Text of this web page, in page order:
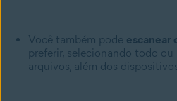
Você também pode escanear
preferir, selecionando todo
arquivos, além dos